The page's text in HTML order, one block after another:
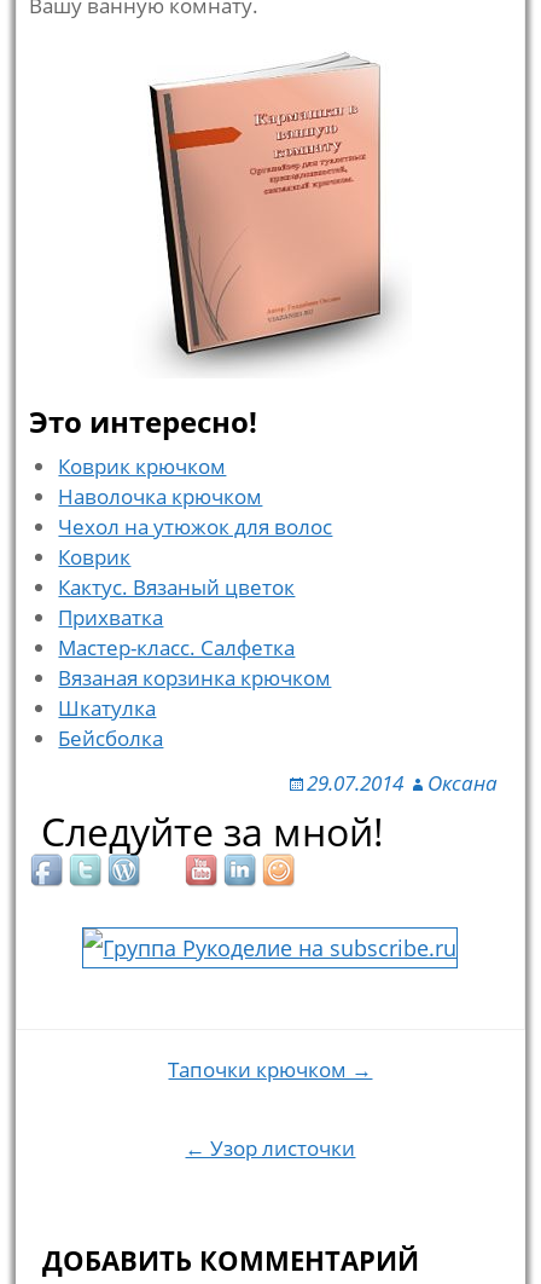
Это интересно!
Коврик крючком
Наволочка крючком
Чехол на утюжок для волос
Коврик
Кактус. Вязаный цветок
Прихватка
Мастер-класс. Салфетка
Вязаная корзинка крючком
Шкатулка
Бейсболка
29.07.2014
Оксана
Следуйте за мной!
Навигация по записям
Тапочки крючком →
← Узор листочки
ДОБАВИТЬ КОММЕНТАРИЙ